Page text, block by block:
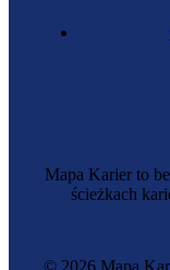
Mapa Karier to
ścieżkach